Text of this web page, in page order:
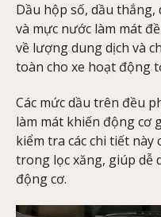
Dầu hộp số, dầu
và mực nước làm mát
về lượng dung dịch và
toàn cho xe hoạt động
Các mức dầu trên đều
làm mát khiến động cơ
kiểm tra các chi tiết này
trong lọc xăng, giúp dễ
động cơ.